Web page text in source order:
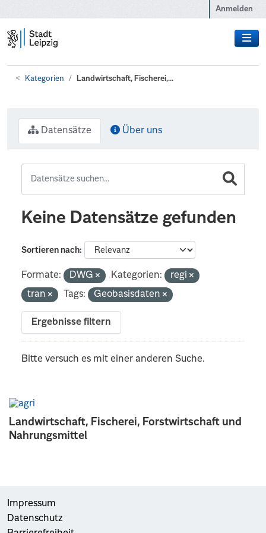
Anmelden
Kategorien Landwirtschaft, Fischerei,...
Landwirtschaft, Fischerei, Forstwirtschaft und
Nahrungsmittel
Datensätze Über uns
Keine Datensätze gefunden
Sortieren nach
Formate: DWG Kategorien:
regi
tran
Tags: Geobasisdaten
Ergebnisse filtern
Bitte versuch es mit einer anderen Suche.
Impressum
Datenschutz